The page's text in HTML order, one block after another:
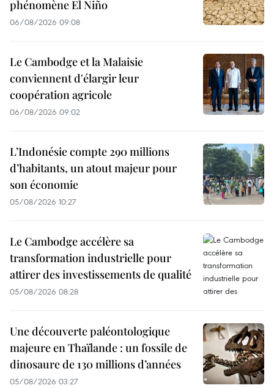
phénomène El Niño
06/08/2026 09:08
Le Cambodge et la Malaisie
conviennent d'élargir leur
coopération agricole
06/08/2026 09:02
L’Indonésie compte 290 millions
d’habitants, un atout majeur pour
son économie
05/08/2026 10:27
Le Cambodge accélère sa
transformation industrielle pour
attirer des investissements de qualité
05/08/2026 08:28
Une découverte paléontologique
majeure en Thaïlande : un fossile de
dinosaure de 130 millions d’années
05/08/2026 03:27